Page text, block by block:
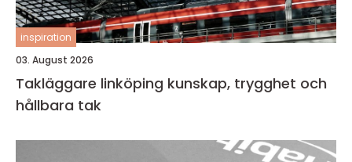
inspiration
03. August 2026
Takläggare linköping kunskap, trygghet och
hållbara tak